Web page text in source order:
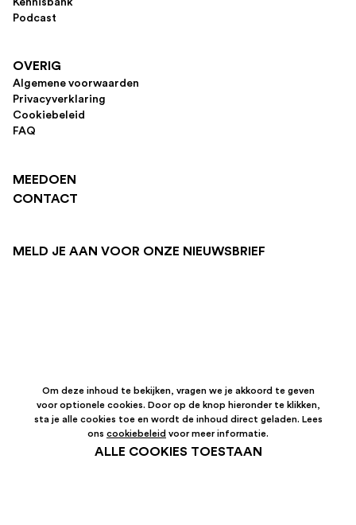
Podcast
OVERIG
Algemene voorwaarden
Privacyverklaring
Cookiebeleid
FAQ
MEEDOEN
CONTACT
MELD JE AAN VOOR ONZE NIEUWSBRIEF
Om deze inhoud te bekijken, vragen we je akkoord te geven
voor optionele cookies. Door op de knop hieronder te klikken,
sta je alle cookies toe en wordt de inhoud direct geladen. Lees
ons cookiebeleid voor meer informatie.
ALLE COOKIES TOESTAAN